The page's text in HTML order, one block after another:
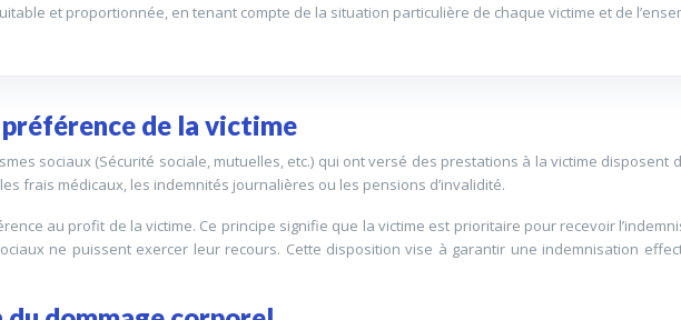
et proportionnée, en tenant compte de la situation particulière de chaque victime et de
de la victime
sociaux (Sécurité sociale, mutuelles, etc.) qui ont versé des prestations à la victime
frais médicaux, les indemnités journalières ou les pensions d’invalidité.
au profit de la victime. Ce principe signifie que la victime est prioritaire pour recevoir
ne puissent exercer leur recours. Cette disposition vise à garantir une indemnisation